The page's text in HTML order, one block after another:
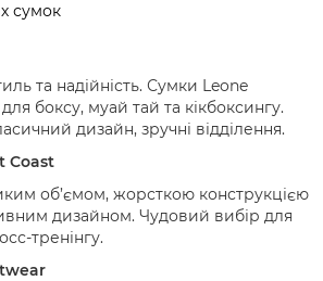
сумок
та надійність. Сумки Leone
боксу, муай тай та кікбоксингу.
дизайн, зручні відділення.
Coast
об’ємом, жорсткою конструкцією
дизайном. Чудовий вибір для
тренінгу.